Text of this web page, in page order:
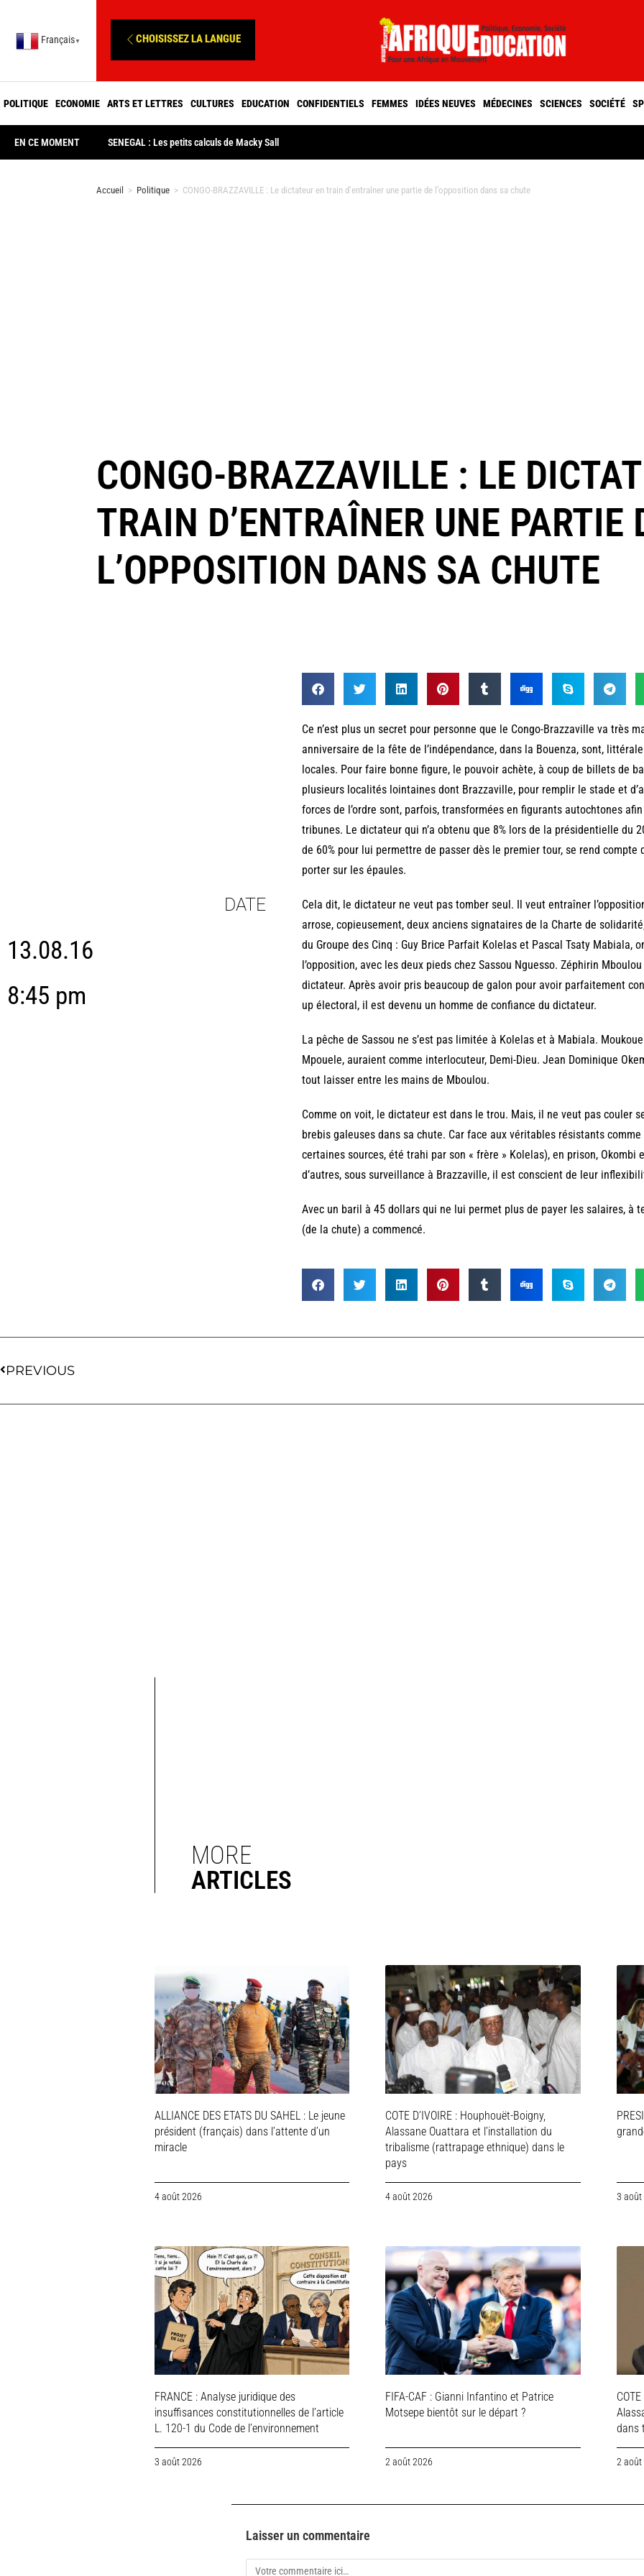
Français ▼ CHOISISSEZ LA LANGUE
POLITIQUE ECONOMIE ARTS ET LETTRES CULTURES EDUCATION CONFIDENTIELS FEMMES IDÉES NEUVES MÉDECINES SCIENCES SOCIÉTÉ
EN CE MOMENT SENEGAL : Les petits calculs de Macky Sall
Accueil > Politique > CONGO-BRAZZAVILLE : Le dictateur en train d’entraîner une partie de l’opposition dans sa chute
CONGO-BRAZZAVILLE : LE
TRAIN D’ENTRAÎNER UNE PARTIE
L’OPPOSITION DANS SA CHUTE
DATE
13.08.16
8:45 pm
Ce n’est plus un secret pour personne que le Congo-Brazzaville va très
anniversaire de la fête de l’indépendance, dans la Bouenza, sont,
locales. Pour faire bonne figure, le pouvoir achète, à coup de billets de
plusieurs localités lointaines dont Brazzaville, pour remplir le stade et
forces de l’ordre sont, parfois, transformées en figurants autochtones
tribunes. Le dictateur qui n’a obtenu que 8% lors de la présidentielle du
de 60% pour lui permettre de passer dès le premier tour, se rend
porter sur les épaules.
Cela dit, le dictateur ne veut pas tomber seul. Il veut entraîner
arrose, copieusement, deux anciens signataires de la Charte de
du Groupe des Cinq : Guy Brice Parfait Kolelas et Pascal Tsaty Mabiala,
l’opposition, avec les deux pieds chez Sassou Nguesso. Zéphirin
dictateur. Après avoir pris beaucoup de galon pour avoir parfaitement
up électoral, il est devenu un homme de confiance du dictateur.
La pêche de Sassou ne s’est pas limitée à Kolelas et à Mabiala.
Mpouele, auraient comme interlocuteur, Demi-Dieu. Jean Dominique
tout laisser entre les mains de Mboulou.
Comme on voit, le dictateur est dans le trou. Mais, il ne veut pas couler
brebis galeuses dans sa chute. Car face aux véritables résistants
certaines sources, été trahi par son « frère » Kolelas), en prison, Okombi
d’autres, sous surveillance à Brazzaville, il est conscient de leur
Avec un baril à 45 dollars qui ne lui permet plus de payer les salaires, à
(de la chute) a commencé.
PREVIOUS
MORE
ARTICLES
ALLIANCE DES ETATS DU SAHEL : Le jeune
président (français) dans l’attente d’un
miracle
4 août 2026
COTE D’IVOIRE : Houphouët-Boigny,
Alassane Ouattara et l’installation du
tribalisme (rattrapage ethnique) dans le
pays
4 août 2026 3 août
FRANCE : Analyse juridique des
insuffisances constitutionnelles de l’article
L. 120-1 du Code de l’environnement
3 août 2026
FIFA-CAF : Gianni Infantino et Patrice
Motsepe bientôt sur le départ ?
2 août 2026
dans
2 août
Laisser un commentaire